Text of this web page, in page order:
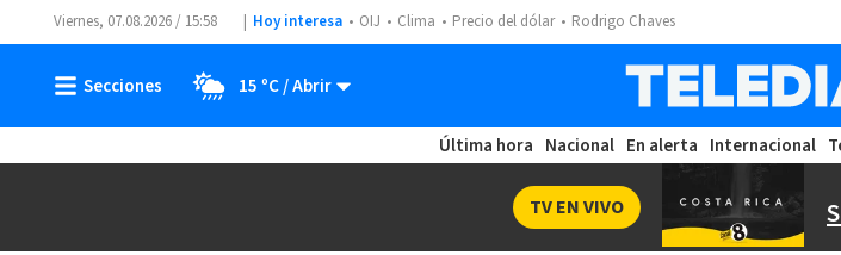
Viernes, 07.08.2026 / 15:58 Hoy interesa OIJ Clima Precio del dólar Rodrigo Chaves
15 ºC
Última hora Nacional En alerta Internacional
TV EN VIVO